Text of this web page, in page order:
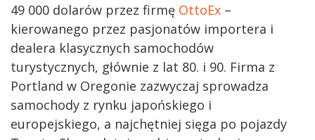
49 000 dolarów przez firmę OttoEx –
kierowanego przez pasjonatów importera i
dealera klasycznych samochodów
turystycznych, głównie z lat 80. i 90. Firma z
Portland w Oregonie zazwyczaj sprowadza
samochody z rynku japońskiego i
europejskiego, a najchętniej sięga po pojazdy